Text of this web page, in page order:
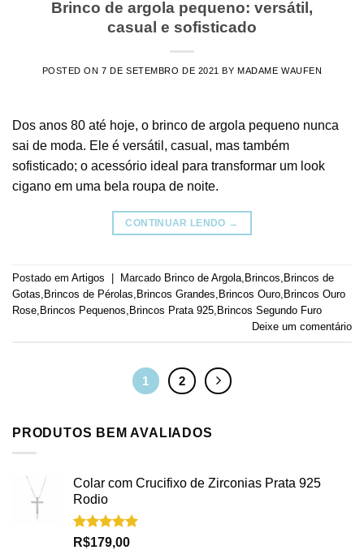
Brinco de argola pequeno: versátil,
casual e sofisticado
POSTED ON7 DE SETEMBRO DE 2021 BYMADAME WAUFEN
Dos anos 80 até hoje, o brinco de argola pequeno nunca
sai de moda. Ele é versátil, casual, mas também
sofisticado; o acessório ideal para transformar um look
cigano em uma bela roupa de noite.
CONTINUAR LENDO →
Postado em Artigos Marcado Brinco de Argola Brincos Brincos de
Gotas Brincos de Pérolas Brincos Grandes Brincos Ouro Brincos Ouro
Rose Brincos Pequenos Brincos Prata 925 Brincos Segundo Furo
Deixe um comentário
1 2
PRODUTOS BEM AVALIADOS
Colar com Crucifixo de Zirconias Prata 925
Rodio
Avaliação
R$179,00